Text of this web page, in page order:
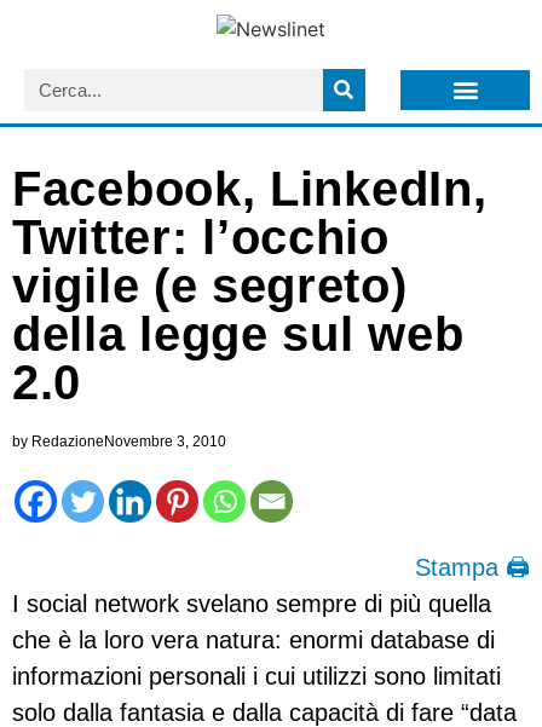
Facebook, LinkedIn,
Twitter: l’occhio
vigile (e segreto)
della legge sul web
2.0
by RedazioneNovembre 3, 2010
Stampa 🖨
I social network svelano sempre di più quella
che è la loro vera natura: enormi database di
informazioni personali i cui utilizzi sono limitati
solo dalla fantasia e dalla capacità di fare “data